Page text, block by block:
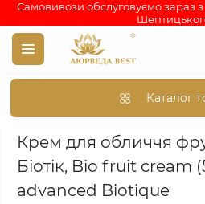
Самовивози обслуговуємо зараз з
Каталог
Аюрведа каталог індійських
Крем для обличчя
Біотік, Bio fruit cream
advanced Biotique